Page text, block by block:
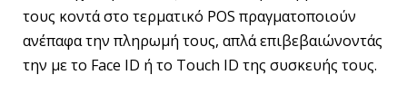
τους κοντά στο τερματικό POS πραγματοποιούν
ανέπαφα την πληρωμή τους, απλά επιβεβαιώνοντάς
την με το Face ID ή το Touch ID της συσκευής τους.